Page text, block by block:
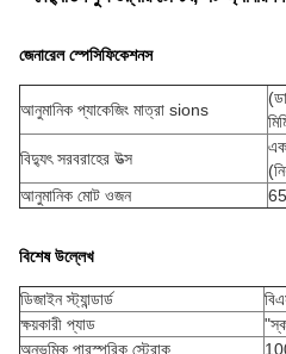
জেনারেল স্পেসিফিকেশনস
আনুমানিক প্যাকেজিং মাত্রা sions
বিদ্যুৎ সরবরাহের উত্স
আনুমানিক মোট ওজন
বিশেষ উল্লেখ
ডিজাইন স্ট্যান্ডার্ড
ক্ষয়কারী প্যাড
অনুভূমিক পারস্পরিক স্ট্রোক